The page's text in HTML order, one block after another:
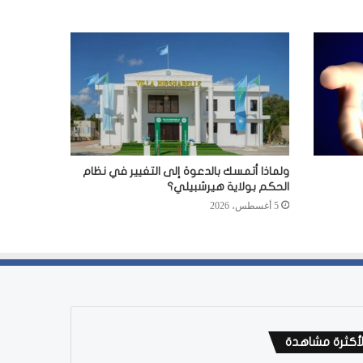
ولماذا أتمسك بالدعوة إلى التغيير في نظام
الحكم بولاية هيرشبيلي؟
5 أغسطس، 2026
مشاهدة